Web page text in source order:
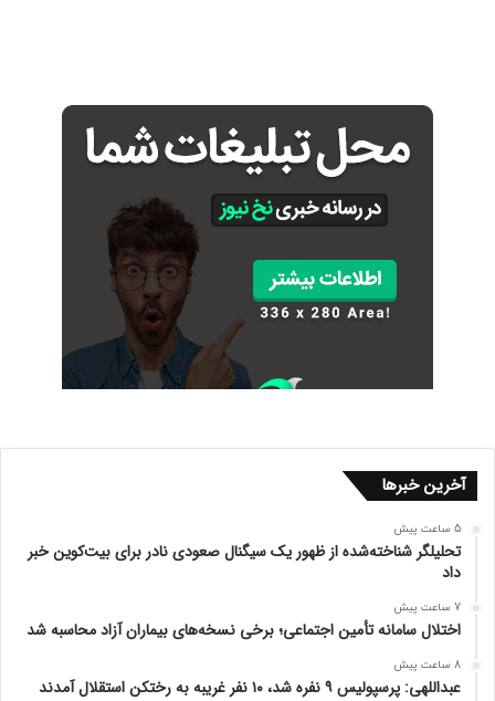
آخرین خبرها
5 ساعت پیش
تحلیلگر شناخته‌شده از ظهور یک سیگنال صعودی نادر برای بیت‌کوین خبر
داد
7 ساعت پیش
اختلال سامانه تأمین اجتماعی؛ برخی نسخه‌های بیماران آزاد محاسبه شد
8 ساعت پیش
عبداللهی: پرسپولیس ۹ نفره شد، ۱۰ نفر غریبه به رختکن استقلال آمدند